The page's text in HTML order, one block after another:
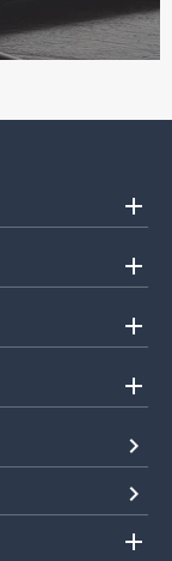
add
add
add
add
navigate_next
navigate_next
add